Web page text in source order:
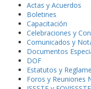
Actas y Acuerdos
Boletines
Capacitación
Celebraciones y
Comunicados y
Documentos
DOF
Estatutos y
Foros y Reuniones